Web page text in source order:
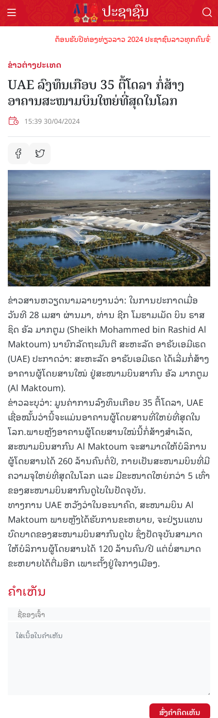
ຕ້ອນຮັບປີທ່ອງທ່ຽວລາວ 2024 ປະຊາຊົນລາວທຸກຄົນຈົ່ງ
ຂ່າວຕ່າງປະເທດ
UAE ລົງທຶນເກືອບ 35 ຕື້ໂດລາ ກໍ່ສ້າງ
ອາຄານສະໜາມບິນໃຫຍ່ທີ່ສຸດໃນໂລກ
15:39 30/04/2024
ຂ່າວສານຫວຽດນາມລາຍງານວ່າ: ໃນການປະກາດເມື່ອ
ວັນທີ 28 ເມສາ ຜ່ານມາ, ທ່ານ ຊີກ ໂມຮາມເມັດ ບິນ ຣາສ
ຊິດ ອັລ ມາກຕູມ (Sheikh Mohammed bin Rashid Al
Maktoum) ນາຍົກລັດຖະມົນຕີ ສະຫະລັດ ອາຣັບເອມີເຣດ
(UAE) ປະກາດວ່າ: ສະຫະລັດ ອາຣັບເອມີເຣດ ໄດ້ເລີ່ມກໍ່ສ້າງ
ອາຄານຜູ້ໂດຍສານໃໝ່ ຢູ່ສະໜາມບິນສາກົນ ອັລ ມາກຕູມ
(Al Maktoum).
ຂ່າວລະບຸວ່າ: ມູນຄ່າການລົງທຶນເກືອບ 35 ຕື້ໂດລາ, UAE
ເຊື່ອໝັ້ນວ່ານີ້ຈະແມ່ນອາຄານຜູ້ໂດຍສານທີ່ໃຫຍ່ທີ່ສຸດໃນ
ໂລກ.ພາຍຫຼັງອາຄານຜູ້ໂດຍສານໃໝ່ນີ້ກໍ່ສ້າງສຳເລັດ,
ສະໜາມບິນສາກົນ Al Maktoum ຈະສາມາດໃຫ້ບໍລິການ
ຜູ້ໂດຍສານໄດ້ 260 ລ້ານຄົນຕໍ່ປີ, ກາຍເປັນສະໜາມບິນທີ່ມີ
ຄວາມຈຸໃຫຍ່ທີ່ສຸດໃນໂລກ ແລະ ມີຂະໜາດໃຫຍ່ກວ່າ 5 ເທົ່າ
ຂອງສະໜາມບິນສາກົນດູໄບໃນປັດຈຸບັນ.
ທາງການ UAE ຫວັງວ່າໃນອະນາຄົດ, ສະໜາມບິນ Al
Maktoum ພາຍຫຼັງໄດ້ຮັບການຂະຫຍາຍ, ຈະປ່ຽນແທນ
ບົດບາດຂອງສະໜາມບິນສາກົນດູໄບ ຊຶ່ງປັດຈຸບັນສາມາດ
ໃຫ້ບໍລິການຜູ້ໂດຍສານໄດ້ 120 ລ້ານຄົນ/ປີ ແຕ່ບໍ່ສາມາດ
ຂະຫຍາຍໄດ້ຕື່ມອີກ ເພາະຕັ້ງຢູ່ໃຈກາງເມືອງ.
ຄໍາເຫັນ
ສົ່ງຄໍາຄິດເຫັນ